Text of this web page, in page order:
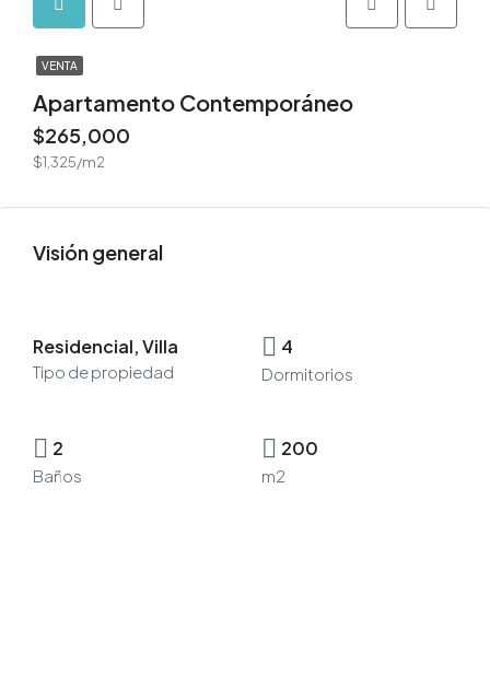
VENTA
Apartamento Contemporáneo
$265,000
$1,325/m2
Visión general
Residencial, Villa
Tipo de propiedad
4
Dormitorios
2
Baños
200
m2